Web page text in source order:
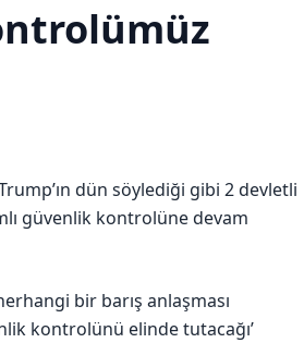
dün söylediği gibi 2 devletli
güvenlik kontrolüne devam
bir barış anlaşması
kontrolünü elinde tutacağı’